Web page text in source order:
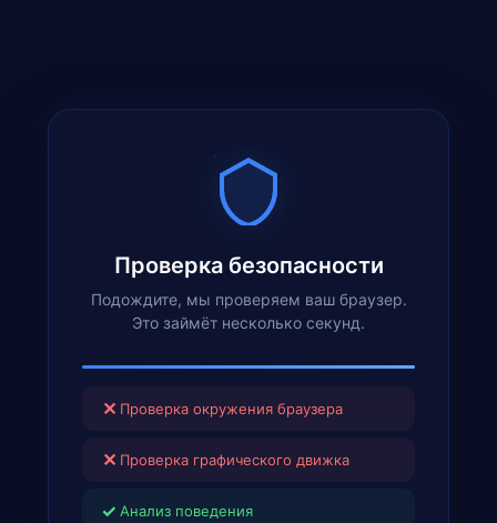
Проверка безопасности
Подождите, мы проверяем ваш браузер.
Это займёт несколько секунд.
✕ Проверка окружения браузера
✕ Проверка графического движка
✓ Анализ поведения